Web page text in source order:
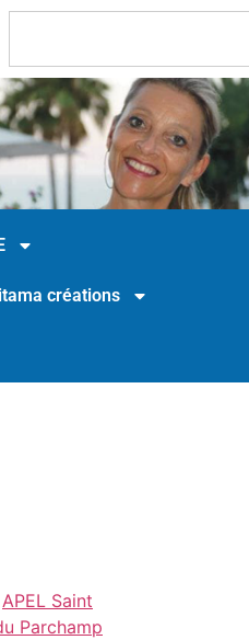
créations
APEL Saint
Parchamp